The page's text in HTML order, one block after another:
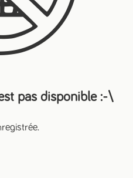
pas disponible :-\